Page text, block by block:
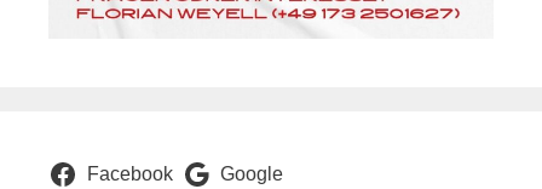
Facebook Google